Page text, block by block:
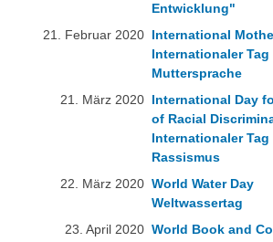
Entwicklung"
21. Februar 2020 International
Internationaler Tag
Muttersprache
21. März 2020 International Day
of Racial
Internationaler Tag
Rassismus
22. März 2020 World Water Day
Weltwassertag
23. April 2020 World Book and